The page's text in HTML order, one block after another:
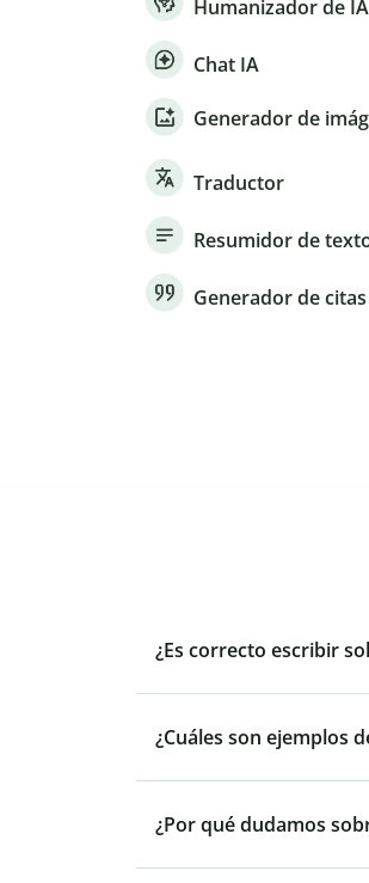
Humanizador de IA
Chat IA
Generador de
Traductor
Resumidor de
Generador de citas
¿Es correcto escribir
¿Cuáles son ejemplos
¿Por qué dudamos